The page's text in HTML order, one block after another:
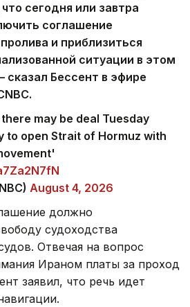
сегодня или завтра
соглашение
и приблизиться
ситуации в этом
сказал Бессент в эфире
may be deal Tuesday
to open Strait of Hormuz with
August 4, 2026
должно
судоходства
Отвечая на вопрос
Ираном платы за проход
заявил, что речь идет